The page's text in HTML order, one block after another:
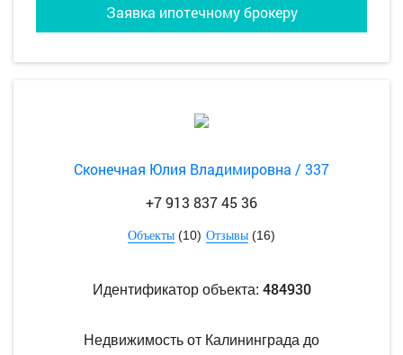
Заявка ипотечному брокеру
Сконечная Юлия Владимировна / 337
+7 913 837 45 36
Объекты (10) Отзывы (16)
Идентификатор объекта: 484930
Недвижимость от Калининграда до